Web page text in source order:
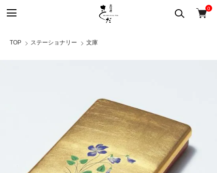
0
TOP ステーショナリー 文庫